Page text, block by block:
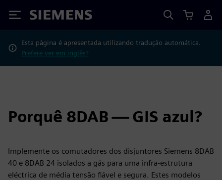
Siemens
Esta página é apresentada utilizando tradução automática.
Prefere ver em inglês?
Porquê 8DAB — GIS azul?
Implemente os comutadores dos disjuntores Siemens 8DAB
40 e 8DAB 24 isolados a gás para uma infra-estrutura
eléctrica de média tensão fiável e segura. Estes modelos